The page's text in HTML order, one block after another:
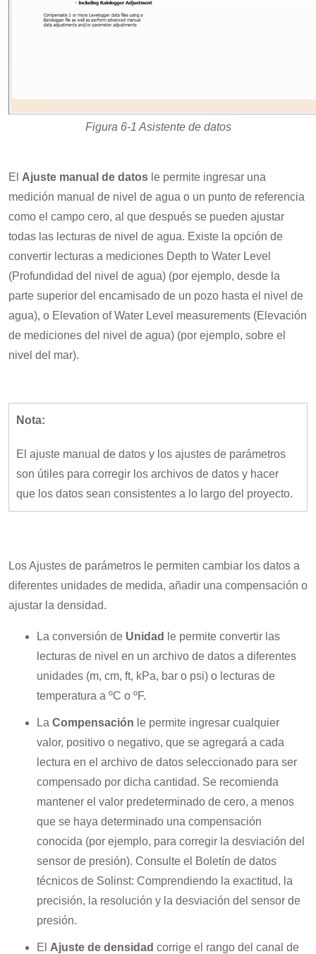
Figura 6-1 Asistente de datos
El Ajuste manual de datos le permite ingresar una
medición manual de nivel de agua o un punto de referencia
como el campo cero, al que después se pueden ajustar
todas las lecturas de nivel de agua. Existe la opción de
convertir lecturas a mediciones Depth to Water Level
(Profundidad del nivel de agua) (por ejemplo, desde la
parte superior del encamisado de un pozo hasta el nivel de
agua), o Elevation of Water Level measurements (Elevación
de mediciones del nivel de agua) (por ejemplo, sobre el
nivel del mar).
Nota:
El ajuste manual de datos y los ajustes de parámetros
son útiles para corregir los archivos de datos y hacer
que los datos sean consistentes a lo largo del proyecto.
Los Ajustes de parámetros le permiten cambiar los datos a
diferentes unidades de medida, añadir una compensación o
ajustar la densidad.
La conversión de Unidad
le permite convertir las
lecturas de nivel en un archivo de datos a diferentes
unidades (m, cm, ft, kPa, bar o psi) o lecturas de
temperatura a ºC o ºF.
La Compensación le permite ingresar cualquier
valor, positivo o negativo, que se agregará a cada
lectura en el archivo de datos seleccionado para ser
compensado por dicha cantidad. Se recomienda
mantener el valor predeterminado de cero, a menos
que se haya determinado una compensación
conocida (por ejemplo, para corregir la desviación del
sensor de presión). Consulte el Boletín de datos
técnicos de Solinst: Comprendiendo la exactitud, la
precisión, la resolución y la desviación del sensor de
presión.
El Ajuste de densidad corrige el rango del canal de